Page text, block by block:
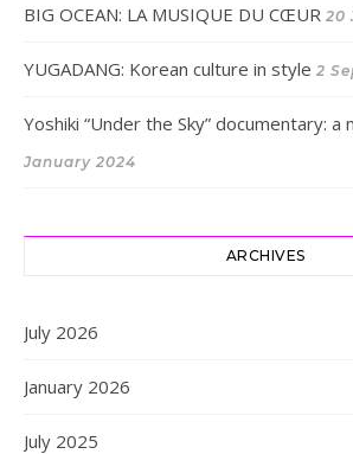
BIG OCEAN: LA MUSIQUE DU CŒUR 20
YUGADANG: Korean culture in style 2
Yoshiki “Under the Sky” documentary: a
January 2024
ARCHIVES
July 2026
January 2026
July 2025